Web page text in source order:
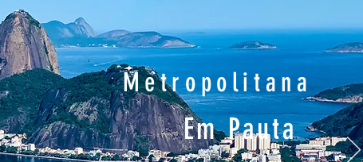
Metropolitana
Em Pauta